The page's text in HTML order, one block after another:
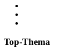
Top-Thema